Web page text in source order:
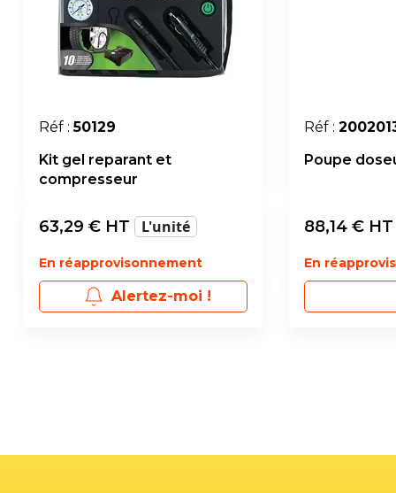
Réf :50129
Kit gel reparant et
compresseur
63,29 € HT L'unité
En réapprovisonnement
Alertez-moi !
Réf :
Poupe
88,14 €
En